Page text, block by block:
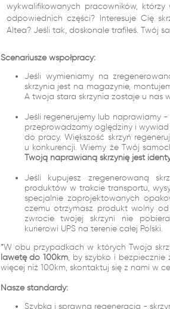
wykwalifikowanych pracowników,
odpowiednich części? Interesuje Cię
Altea? Jeśli tak, doskonale trafiłeś. Twój
Scenariusze współpracy:
Jeśli wymieniamy na
skrzynia jest na magazynie,
A twoja stara skrzynia zostaje u nas
Jeśli regenerujemy lub naprawiamy
przeprowadzamy oględziny i
do pracy. Większość skrzyń
u konkurencji. Wiemy że Twój
Twoją naprawianą skrzynię jest
Jeśli kupujesz zregenerowaną
produktów w trakcie transportu,
specjalnie zaprojektowanych
czemu otrzymasz produkt wolny
zwrocie twojej skrzyni nie
kurierowi UPS na terenie całej Polski.
*W obu przypadkach w których Twoja
lawetę do 100km, by szybko i
więcej niż 100km, skontaktuj się z nami w
Nasze standardy:
Szybka i sprawna regeneracja -